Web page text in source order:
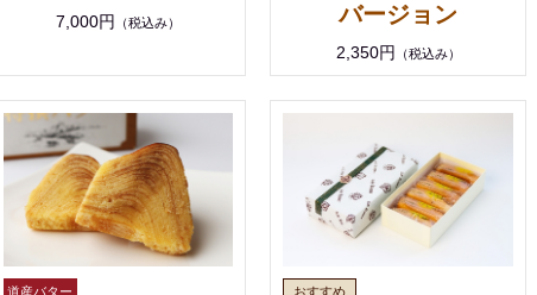
7,000円 （税込み）
バージョン
2,350円 （税込み）